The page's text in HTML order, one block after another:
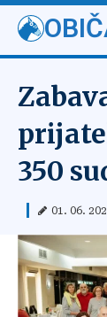
350
01. 06.